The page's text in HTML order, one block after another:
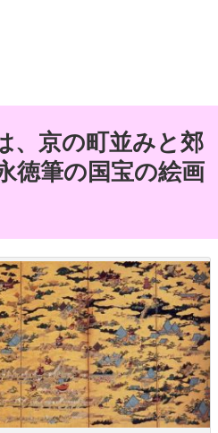
、京の町並みと郊
徳筆の国宝の絵画